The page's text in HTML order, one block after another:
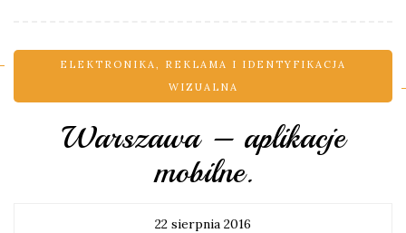
ELEKTRONIKA , REKLAMA I IDENTYFIKACJA
WIZUALNA
Warszawa – aplikacje
mobilne.
22 sierpnia 2016